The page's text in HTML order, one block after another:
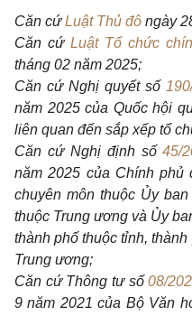
Căn cứLuật Thủ đô ngày
Căn cứ Luật Tổ chức
tháng 02 năm 2025;
Căn cứ Nghị quyết số
năm 2025 của Quốc hội
liên quan đến sắp xếp tổ
Căn cứ Nghị định số45/
năm 2025 của Chính
chuyên môn thuộc Ủy
thuộc Trung ương và Ủy
thành phố thuộc tỉnh,
Trung ương;
Căn cứ Thông tư số08/
9 năm 2021 của Bộ Văn